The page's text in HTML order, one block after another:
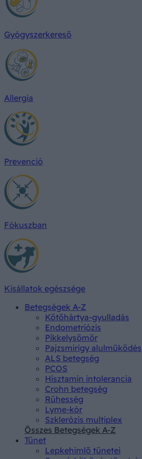
Gyógyszerkereső
Allergia
Prevenció
Fókuszban
Kisállatok egészsége
Betegségek A-Z
Kötőhártya-gyulladás
Endometriózis
Pikkelysömör
Pajzsmirigy alulműködés
ALS betegség
PCOS
Hisztamin intolerancia
Crohn betegség
Rühesség
Lyme-kór
Szklerózis multiplex
Összes Betegségek A-Z
Tünet
Lepkehimlő tünetei